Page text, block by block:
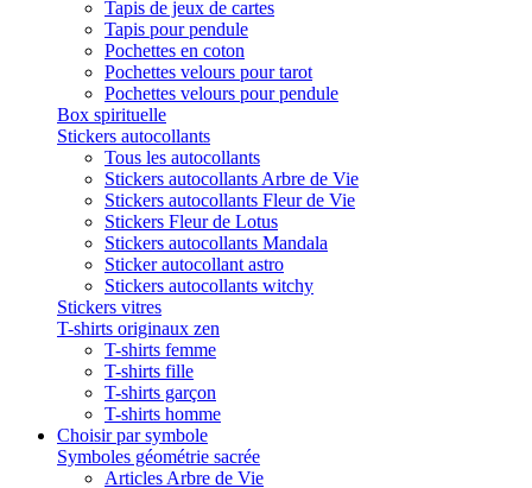
Tapis de jeux de cartes
Tapis pour pendule
Pochettes en coton
Pochettes velours pour tarot
Pochettes velours pour pendule
Box spirituelle
Stickers autocollants
Tous les autocollants
Stickers autocollants Arbre de Vie
Stickers autocollants Fleur de Vie
Stickers Fleur de Lotus
Stickers autocollants Mandala
Sticker autocollant astro
Stickers autocollants witchy
Stickers vitres
T-shirts originaux zen
T-shirts femme
T-shirts fille
T-shirts garçon
T-shirts homme
Choisir par symbole
Symboles géométrie sacrée
Articles Arbre de Vie